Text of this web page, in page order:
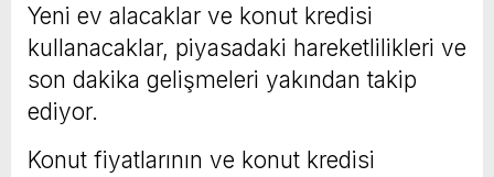
Yeni ev alacaklar ve konut kredisi
kullanacaklar, piyasadaki hareketlilikleri ve
son dakika gelişmeleri yakından takip
ediyor.
Konut fiyatlarının ve konut kredisi